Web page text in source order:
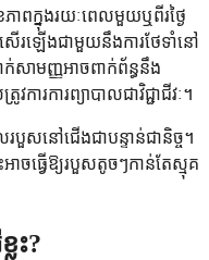
ាពក្នុងរយៈពេលមួយឬពីរថ្ងៃ
ើរឡើងជាមួយនឹងការថែទាំនៅ
ក់សាមញ្ញអាចពាក់ព័ន្ធនឹង
ារការព្យាបាលជាវិជ្ជាជីវៈ។
បួសនៅជើងជាបន្ទាន់ជានិច្ច។
ចធ្វើឱ្យរបួសតូចៗកាន់តែស្មុគ
ះ?